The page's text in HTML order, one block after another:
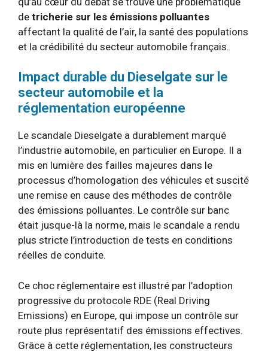
de tricherie sur les émissions polluantes
affectant la qualité de l’air, la santé des populations
et la crédibilité du secteur automobile français.
Impact durable du Dieselgate sur le
secteur automobile et la
réglementation européenne
Le scandale Dieselgate a durablement marqué
l’industrie automobile, en particulier en Europe. Il a
mis en lumière des failles majeures dans le
processus d’homologation des véhicules et suscité
une remise en cause des méthodes de contrôle
des émissions polluantes. Le contrôle sur banc
était jusque-là la norme, mais le scandale a rendu
plus stricte l’introduction de tests en conditions
réelles de conduite.
Ce choc réglementaire est illustré par l’adoption
progressive du protocole RDE (Real Driving
Emissions) en Europe, qui impose un contrôle sur
route plus représentatif des émissions effectives.
Grâce à cette réglementation, les constructeurs